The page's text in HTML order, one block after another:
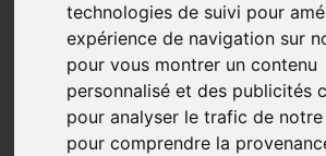
technologies de suivi pour
expérience de navigation sur
pour vous montrer un contenu
personnalisé et des publicités
pour analyser le trafic de
pour comprendre la
Contrôles AKTO
Votre permis de
à jour ?